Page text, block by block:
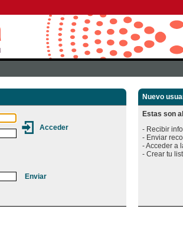
Nuevo
Estas son
- Recibir
- Enviar
- Acceder a